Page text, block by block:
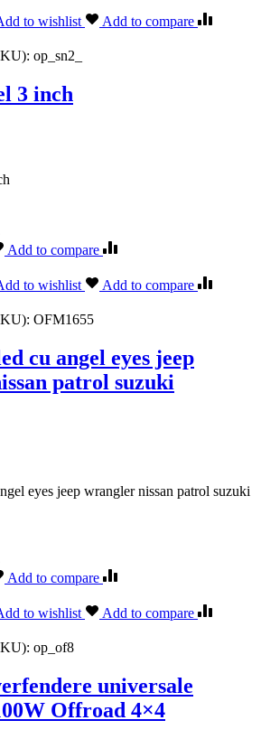
to wishlist Add to compare
op_sn2_
3 inch
Add to compare
to wishlist Add to compare
OFM1655
cu angel eyes jeep
patrol suzuki
eyes jeep wrangler nissan patrol suzuki
Add to compare
to wishlist Add to compare
op_of8
universale
Offroad 4×4